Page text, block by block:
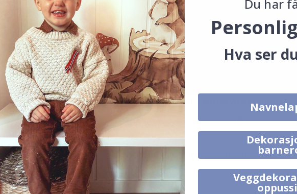
Ekte inspirasjon fra våre fornøyde kunder!
Merk ditt med #namly_design
Produkter kjøpt sammen
Du har
Hva ser